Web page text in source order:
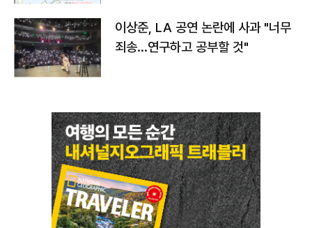
이상준, LA 공연 논란에 사과 "너무
죄송…연구하고 공부할 것"